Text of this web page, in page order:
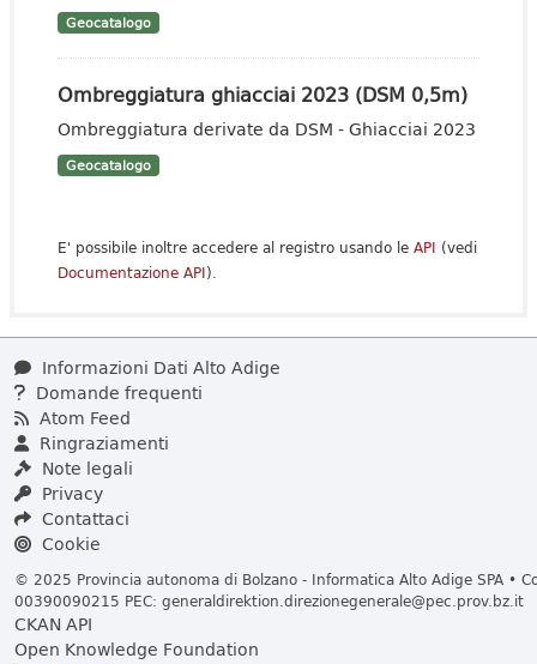
Geocatalogo
Ombreggiatura ghiacciai 2023 (DSM 0,5m)
Ombreggiatura derivate da DSM - Ghiacciai 2023
Geocatalogo
E' possibile inoltre accedere al registro usando le API (vedi
Documentazione API).
Informazioni Dati Alto Adige
Domande frequenti
Atom Feed
Ringraziamenti
Note legali
Privacy
Contattaci
Cookie
© 2025 Provincia autonoma di Bolzano - Informatica Alto Adige SPA •
00390090215 PEC: generaldirektion.direzionegenerale@pec.prov.bz.it
CKAN API
Open Knowledge Foundation